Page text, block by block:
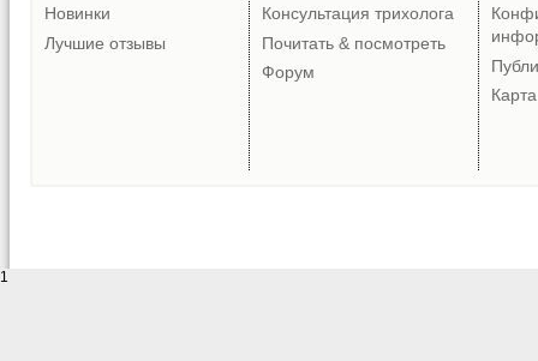
Новинки
Лучшие отзывы
Консультация трихолога
Почитать & посмотреть
Форум
1